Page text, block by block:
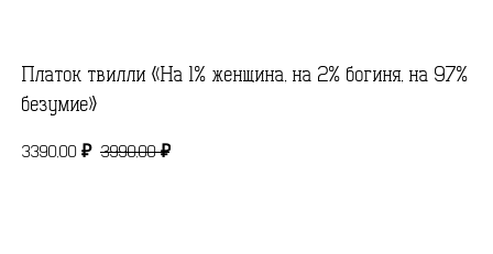
Платок твилли «На 1% женщина, на 2% богиня, на 97%
безумие»
3390,00 ₽ 3990,00 ₽